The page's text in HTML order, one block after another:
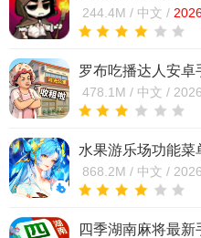
244.4M / 中文 /
罗布吃播达人安卓
478.1M / 中文 /
水果游乐场功能菜
868.2M / 中文 /
四季湖南麻将最新